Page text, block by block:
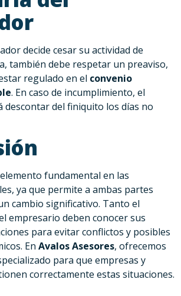
decide cesar su actividad de
también debe respetar un preaviso,
regulado en el convenio
. En caso de incumplimiento, el
descontar del finiquito los días no
fundamental en las
ya que permite a ambas partes
cambio significativo. Tanto el
empresario deben conocer sus
para evitar conflictos y posibles
En Avalos Asesores, ofrecemos
para que empresas y
correctamente estas situaciones.